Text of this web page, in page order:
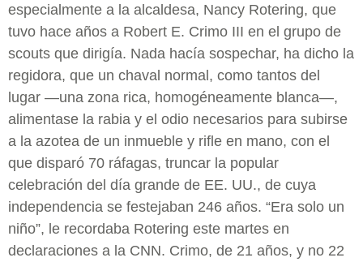
especialmente a la alcaldesa, Nancy Rotering, que
tuvo hace años a Robert E. Crimo III en el grupo de
scouts que dirigía. Nada hacía sospechar, ha dicho la
regidora, que un chaval normal, como tantos del
lugar —una zona rica, homogéneamente blanca—,
alimentase la rabia y el odio necesarios para subirse
a la azotea de un inmueble y rifle en mano, con el
que disparó 70 ráfagas, truncar la popular
celebración del día grande de EE. UU., de cuya
independencia se festejaban 246 años. “Era solo un
niño”, le recordaba Rotering este martes en
declaraciones a la CNN. Crimo, de 21 años, y no 22